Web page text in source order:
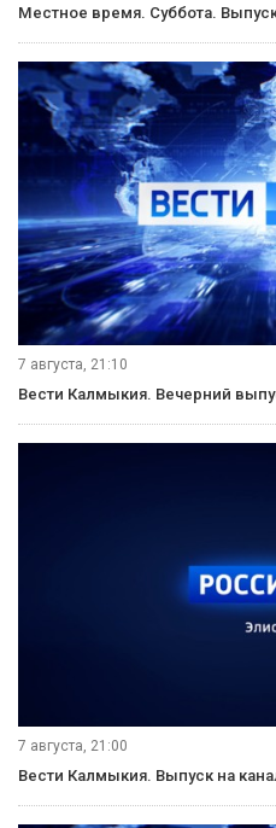
Местное время. Суббота. Выпуск
7 августа, 21:10
Вести Калмыкия. Вечерний
7 августа, 21:00
Вести Калмыкия. Выпуск на